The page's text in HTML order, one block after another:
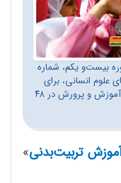
بیست‌و یکم، شماره
علوم انسانی، برای
معلمان، دانشجو معلمان و کارشناسان وزارت آموزش و پرورش در ۴۸
تربیت‌بدنی»